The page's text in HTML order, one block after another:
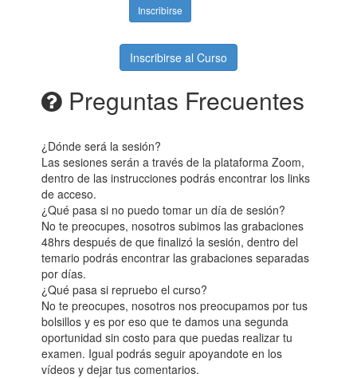
Inscribirse
Inscribirse al Curso
Preguntas Frecuentes
¿Dónde será la sesión?
Las sesiones serán a través de la plataforma Zoom,
dentro de las instrucciones podrás encontrar los links
de acceso.
¿Qué pasa si no puedo tomar un día de sesión?
No te preocupes, nosotros subimos las grabaciones
48hrs después de que finalizó la sesión, dentro del
temario podrás encontrar las grabaciones separadas
por días.
¿Qué pasa si repruebo el curso?
No te preocupes, nosotros nos preocupamos por tus
bolsillos y es por eso que te damos una segunda
oportunidad sin costo para que puedas realizar tu
examen. Igual podrás seguir apoyandote en los
vídeos y dejar tus comentarios.